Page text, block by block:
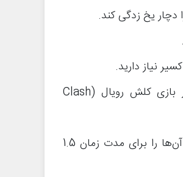
دچار یخ زدگی کند.
کارت ایس اسپریت یک کارت معمولی یا Common در بازی کلش رویال (Clash
زمانی که آیس اسپریت با سرباز های دشمن برخورد کند، آن‌ها را برای مدت زمان 1.5